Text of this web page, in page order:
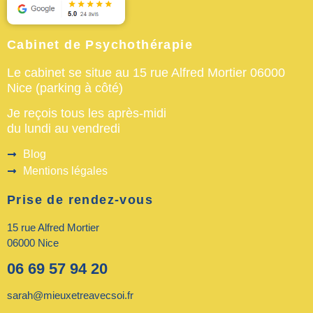
Cabinet de Psychothérapie
Le cabinet se situe au 15 rue Alfred Mortier 06000
Nice (parking à côté)
Je reçois tous les après-midi
du lundi au vendredi
Blog
Mentions légales
Prise de rendez-vous
15 rue Alfred Mortier
06000 Nice
06 69 57 94 20
sarah@mieuxetreavecsoi.fr